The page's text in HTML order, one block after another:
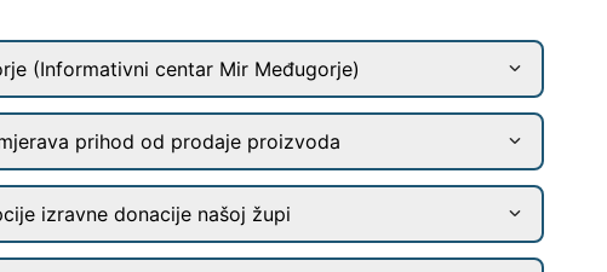
(Informativni centar Mir Međugorje)
prihod od prodaje proizvoda
izravne donacije našoj župi